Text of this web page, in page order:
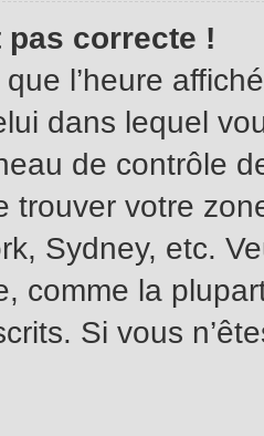
pas correcte !
l’heure
dans lequel
de contrôle
trouver votre
Sydney, etc.
comme la
Si vous